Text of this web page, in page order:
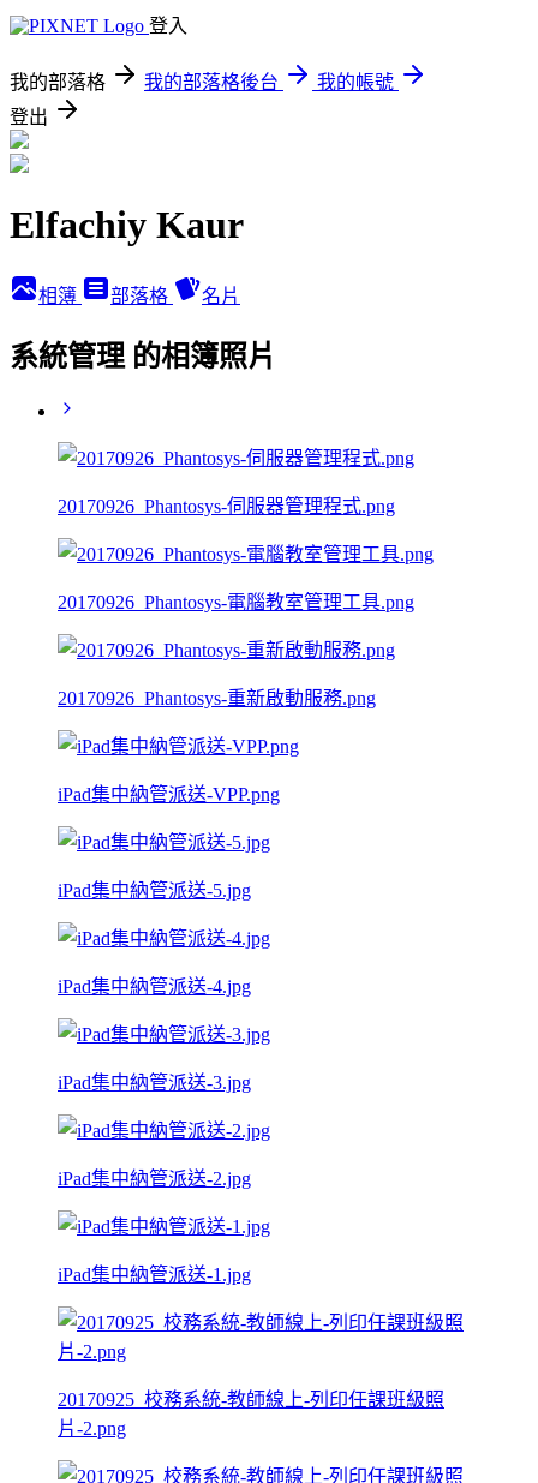
登入
我的部落格 我的部落格後台
我的帳號
登出
Elfachiy Kaur
相簿 部落格 名片
系統管理 的相簿照片
20170926_Phantosys-伺服器管理程式.png
20170926_Phantosys-電腦教室管理工具.png
20170926_Phantosys-重新啟動服務.png
iPad集中納管派送-VPP.png
iPad集中納管派送-5.jpg
iPad集中納管派送-4.jpg
iPad集中納管派送-3.jpg
iPad集中納管派送-2.jpg
iPad集中納管派送-1.jpg
20170925_校務系統-教師線上-列印任課班級照
片-2.png